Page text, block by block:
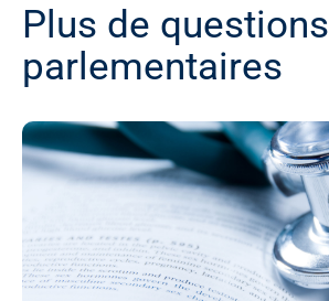
Plus de questions
parlementaires